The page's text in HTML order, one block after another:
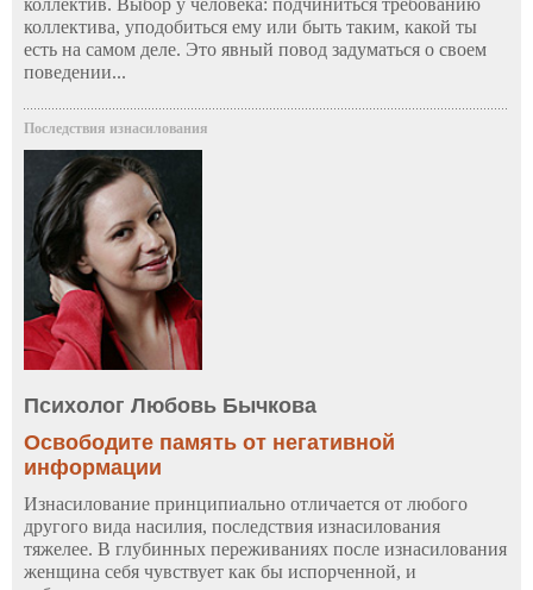
коллектив. Выбор у человека: подчиниться требованию
коллектива, уподобиться ему или быть таким, какой ты
есть на самом деле. Это явный повод задуматься о своем
поведении...
Последствия изнасилования
Психолог Любовь Бычкова
Освободите память от негативной
информации
Изнасилование принципиально отличается от любого
другого вида насилия, последствия изнасилования
тяжелее. В глубинных переживаниях после изнасилования
женщина себя чувствует как бы испорченной, и